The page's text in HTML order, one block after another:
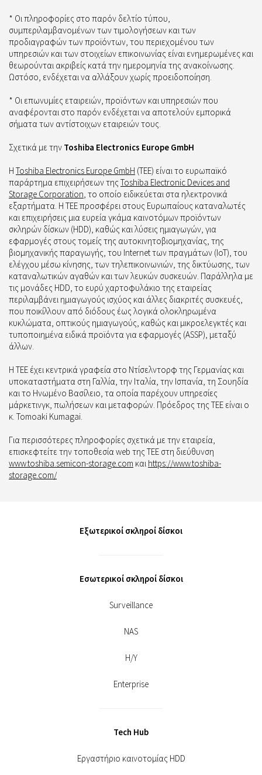
* Οι πληροφορίες στο παρόν δελτίο τύπου,
συμπεριλαμβανομένων των τιμολογήσεων και των
προδιαγραφών των προϊόντων, του περιεχομένου των
υπηρεσιών και των στοιχείων επικοινωνίας είναι ενημερωμένες και
θεωρούνται ακριβείς κατά την ημερομηνία της ανακοίνωσης.
Ωστόσο, ενδέχεται να αλλάξουν χωρίς προειδοποίηση.
* Οι επωνυμίες εταιρειών, προϊόντων και υπηρεσιών που
αναφέρονται στο παρόν ενδέχεται να αποτελούν εμπορικά
σήματα των αντίστοιχων εταιρειών τους.
Σχετικά με την Toshiba Electronics Europe GmbH
Η Toshiba Electronics Europe GmbH (TEE) είναι το ευρωπαϊκό
παράρτημα επιχειρήσεων της Toshiba Electronic Devices and
Storage Corporation, το οποίο ειδικεύεται στα ηλεκτρονικά
εξαρτήματα. Η TEE προσφέρει στους Ευρωπαίους καταναλωτές
και επιχειρήσεις μια ευρεία γκάμα καινοτόμων προϊόντων
σκληρών δίσκων (HDD), καθώς και λύσεις ημιαγωγών, για
εφαρμογές στους τομείς της αυτοκινητοβιομηχανίας, της
βιομηχανικής παραγωγής, του Internet των πραγμάτων (IoT), του
ελέγχου μέσω κίνησης, των τηλεπικοινωνιών, της δικτύωσης, των
καταναλωτικών αγαθών και των λευκών συσκευών. Παράλληλα με
τις μονάδες HDD, το ευρύ χαρτοφυλάκιο της εταιρείας
περιλαμβάνει ημιαγωγούς ισχύος και άλλες διακριτές συσκευές,
που ποικίλλουν από διόδους έως λογικά ολοκληρωμένα
κυκλώματα, οπτικούς ημιαγωγούς, καθώς και μικροελεγκτές και
τυποποιημένα ειδικά προϊόντα για εφαρμογές (ASSP), μεταξύ
άλλων.
Η TEE έχει κεντρικά γραφεία στο Ντίσελντορφ της Γερμανίας και
υποκαταστήματα στη Γαλλία, την Ιταλία, την Ισπανία, τη Σουηδία
και το Ηνωμένο Βασίλειο, τα οποία παρέχουν υπηρεσίες
μάρκετινγκ, πωλήσεων και μεταφορών. Πρόεδρος της TEE είναι ο
κ. Tomoaki Kumagai.
Για περισσότερες πληροφορίες σχετικά με την εταιρεία,
επισκεφτείτε την τοποθεσία web της TEE στη διεύθυνση
www.toshiba.semicon-storage.com και https://www.toshiba-
storage.com/
Εξωτερικοί σκληροί δίσκοι
Εσωτερικοί σκληροί δίσκοι
Surveillance
NAS
Η/Υ
Enterprise
Tech Hub
Εργαστήριο καινοτομίας HDD